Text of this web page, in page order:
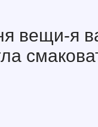
вещи-я